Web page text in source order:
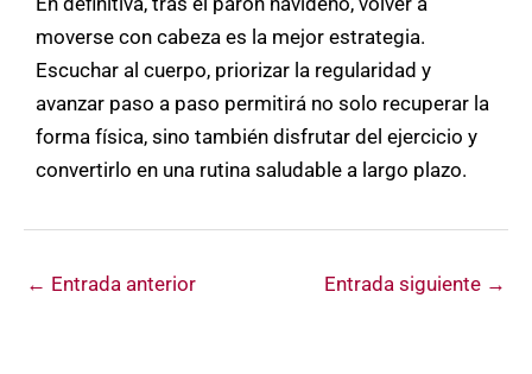
moverse con cabeza es la mejor estrategia.
Escuchar al cuerpo, priorizar la regularidad y
avanzar paso a paso permitirá no solo recuperar la
forma física, sino también disfrutar del ejercicio y
convertirlo en una rutina saludable a largo plazo.
← Entrada anterior Entrada siguiente →